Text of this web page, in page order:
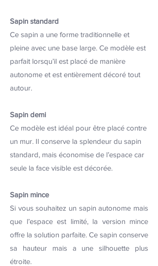
Sapin standard
Ce sapin a une forme traditionnelle et
pleine avec une base large. Ce modèle est
parfait lorsqu’il est placé de manière
autonome et est entièrement décoré tout
autour.
Sapin demi
Ce modèle est idéal pour être placé contre
un mur. Il conserve la splendeur du sapin
standard, mais économise de l’espace car
seule la face visible est décorée.
Sapin mince
Si vous souhaitez un sapin autonome mais
que l’espace est limité, la version mince
offre la solution parfaite. Ce sapin conserve
sa hauteur mais a une silhouette plus
étroite.